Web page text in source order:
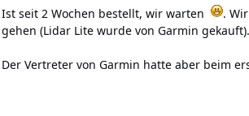
Ist seit 2 Wochen bestellt, wir warten
.
gehen (Lidar Lite wurde von Garmin gekauft).
Der Vertreter von Garmin hatte aber beim